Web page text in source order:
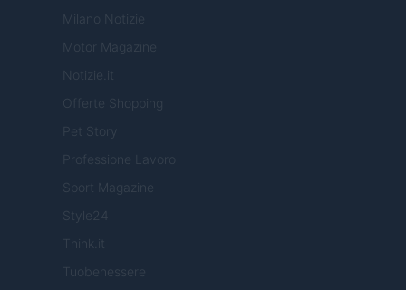
Milano Notizie
Motor Magazine
Notizie.it
Offerte Shopping
Pet Story
Professione Lavoro
Sport Magazine
Style24
Think.it
Tuobenessere